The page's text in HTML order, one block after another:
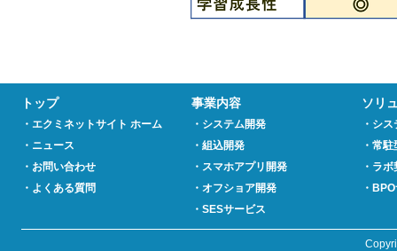
トップ
・エクミネットサイト ホーム
・ニュース
・お問い合わせ
・よくある質問
事業内容
・システム開発
・組込開発
・スマホアプリ開発
・オフショア開発
・SESサービス
ソリ
・シ
・常
・ラ
・